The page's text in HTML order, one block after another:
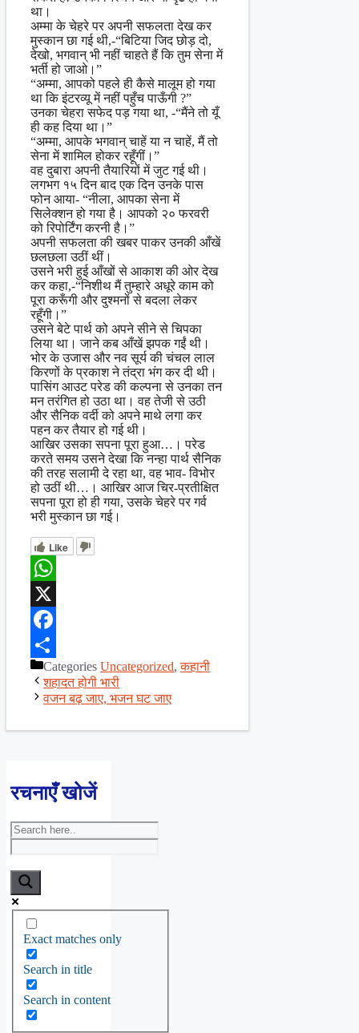
था।
अम्मा के चेहरे पर अपनी सफलता देख कर
मुस्कान छा गई थी,-“बिटिया जिद छोड़ दो,
देखो, भगवान् भी नहीं चाहते हैं कि तुम सेना में
भर्ती हो जाओ।”
“अम्मा, आपको पहले ही कैसे मालूम हो गया
था कि इंटरव्यू में नहीं पहुँच पाऊँगी ?”
उनका चेहरा सफेद पड़ गया था, -“मैंने तो यूँ
ही कह दिया था।”
“अम्मा, आपके भगवान् चाहें या न चाहें, मैं तो
सेना में शामिल होकर रहूँगीं।”
वह दुबारा अपनी तैयारियों में जुट गई थी।
लगभग १५ दिन बाद एक दिन उनके पास
फोन आया- “नीला, आपका सेना में
सिलेक्शन हो गया है। आपको २० फरवरी
को रिपोर्टिंग करनी है।”
अपनी सफलता की खबर पाकर उनकी आँखें
छलछला उठीं थीं।
उसने भरी हुई आँखों से आकाश की ओर देख
कर कहा,-“निशीथ मैं तुम्हारे अधूरे काम को
पूरा करूँगी और दुश्मनों से बदला लेकर
रहूँगी।”
उसने बेटे पार्थ को अपने सीने से चिपका
लिया था। जाने कब आँखें झपक गईं थी।
भोर के उजास और नव सूर्य की चंचल लाल
किरणों के प्रकाश ने तंद्रा भंग कर दी थी।
पासिंग आउट परेड की कल्पना से उनका तन
मन तरंगित हो उठा था। वह तेजी से उठी
और सैनिक वर्दी को अपने माथे लगा कर
पहन कर तैयार हो गई थी।
आखिर उसका सपना पूरा हुआ…। परेड
करते समय उसने देखा कि नन्हा पार्थ सैनिक
की तरह सलामी दे रहा था, वह भाव- विभोर
हो उठीं थी…। आखिर आज चिर-प्रतीक्षित
सपना पूरा हो ही गया, उसके चेहरे पर गर्व
भरी मुस्कान छा गई।
Like
WhatsApp
X
Facebook
ShareCategories Uncategorized,कहानी
शहादत होगी भारी
वजन बढ़ जाए, भजन घट जाए
रचनाएँ खोजें
Exact matches only
Search in title
Search in content